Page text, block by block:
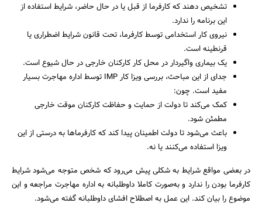
تشخیص دهند که کارفرما از قبل یا در حال حاضر، شرایط استفاده از
این برنامه را ندارد.
نیروی کار استخدامی توسط کارفرما، تحت قانون شرایط اضطراری یا
قرنطینه است.
یک بیماری واگیردار در محل کار کارکنان خارجی در حال شیوع است.
جدای از این مباحث، بررسی ویزا کار IMP توسط اداره مهاجرت بسیار
مفید است. چون:
کمک می‌کند تا دولت از حمایت و حفاظت کارکنان موقت خارجی
مطمئن شود.
باعث می‌شود تا دولت اطمینان پیدا کند که کارفرماها به درستی از این
ویزا استفاده می‌کنند یا نه.
در بعضی مواقع شرایط به شکلی پیش می‌رود که شخص متوجه می‌شود شرایط
کارفرما بودن را ندارد و به‌صورت کاملا داوطلبانه به اداره مهاجرت مراجعه و این
موضوع را بیان کند. این عمل به اصطلاح افشای داوطلبانه گفته می‌شود.